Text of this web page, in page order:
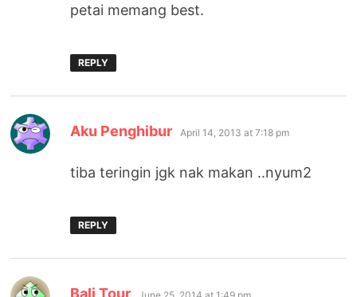
petai memang best.
REPLY
Aku Penghibur says:
April 14, 2013 at 7:18 pm
tiba teringin jgk nak makan ..nyum2
REPLY
Bali Tour says: